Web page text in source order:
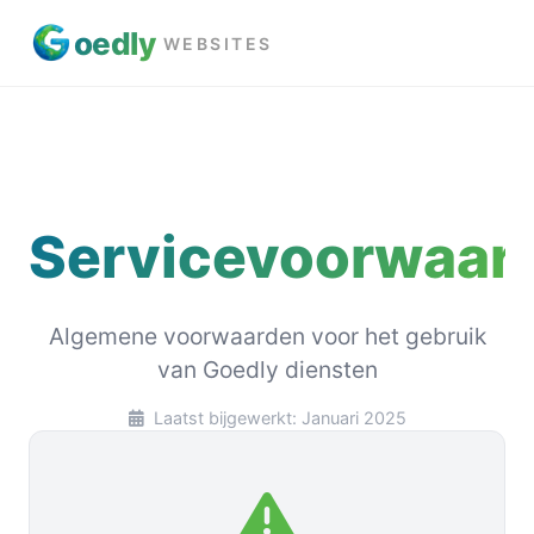
oedly WEBSITES
Algemene voorwaarden voor het gebruik
van Goedly diensten
Laatst bijgewerkt: Januari 2025